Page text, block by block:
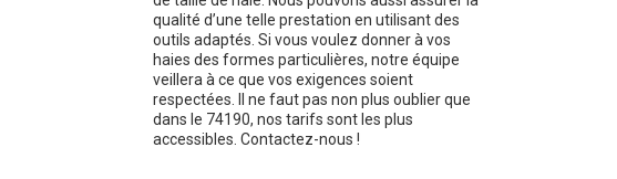
qualité d’une telle prestation en utilisant des
outils adaptés. Si vous voulez donner à vos
haies des formes particulières, notre équipe
veillera à ce que vos exigences soient
respectées. Il ne faut pas non plus oublier que
dans le 74190, nos tarifs sont les plus
accessibles. Contactez-nous !